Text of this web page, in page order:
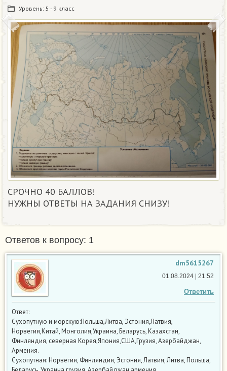
Уровень: 5 - 9 класс
СРОЧНО 40 БАЛЛОВ!
НУЖНЫ ОТВЕТЫ НА ЗАДАНИЯ СНИЗУ! ​
Ответов к вопросу: 1
dm5615267
Ответить
01.08.2024 | 21:52
Ответ:
Сухопутную и морскую:Польша,Литва, Эстония,Латвия,
Норвегия,Китай, Монголия,Украина, Беларусь, Казахстан,
Финляндия, северная Корея,Япония,США,Грузия, Азербайджан,
Армения.
Сухопутная: Норвегия, Финляндия, Эстония, Латвия, Литва, Польша,